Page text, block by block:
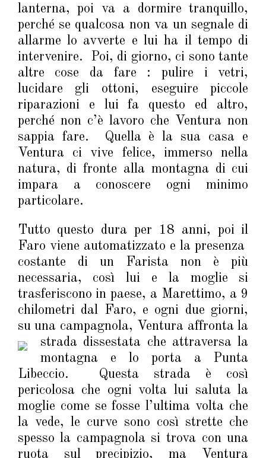
lanterna, poi va a dormire tranquillo,
perché se qualcosa non va un segnale di
allarme lo avverte e lui ha il tempo di
intervenire. Poi, di giorno, ci sono tante
altre cose da fare : pulire i vetri,
lucidare gli ottoni, eseguire piccole
riparazioni e lui fa questo ed altro,
perché non c’è lavoro che Ventura non
sappia fare. Quella è la sua casa e
Ventura ci vive felice, immerso nella
natura, di fronte alla montagna di cui
impara a conoscere ogni minimo
particolare.
Tutto questo dura per 18 anni, poi il
Faro viene automatizzato e la presenza
costante di un Farista non è più
necessaria, così lui e la moglie si
trasferiscono in paese, a Marettimo, a 9
chilometri dal Faro, e ogni due giorni,
su una campagnola, Ventura affronta la
strada dissestata che attraversa la
montagna e lo porta a Punta
Libeccio. Questa strada è così
pericolosa che ogni volta lui saluta la
moglie come se fosse l’ultima volta che
la vede, le curve sono così strette che
spesso la campagnola si trova con una
ruota sul precipizio, ma Ventura